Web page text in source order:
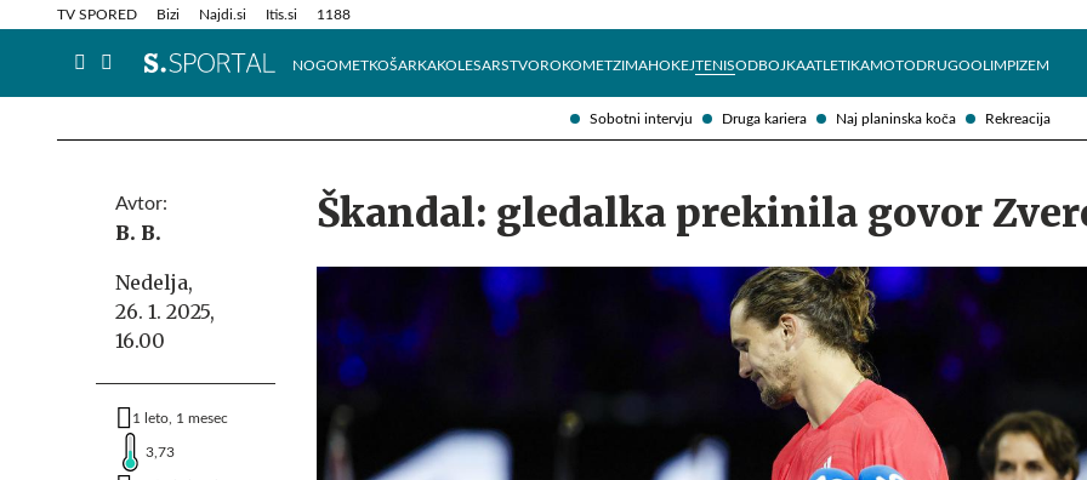
Sobotni intervju Druga kariera Naj planinska koča Rekreacija
TV SPORED Bizi Najdi.si Itis.si 1188
NOGOMETKOŠARKAKOLESARSTVOROKOMETZIMAHOKEJTENISODBOJKAATLETIKAMOTODRUGOOLIMPIZEM
Info in obvestila Tehnik
Avtor:
B. B.
Nedelja,
26. 1. 2025,
16.00
1 leto, 1 mesec
3,73
Škandal: gledalka prekinila govor